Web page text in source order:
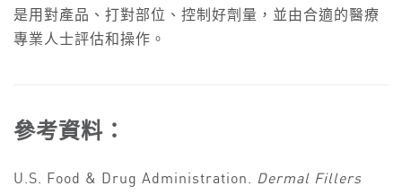
是用對產品、打對部位、控制好劑量，並由合適的醫療
專業人士評估和操作。
參考資料：
U.S. Food & Drug Administration. Dermal Fillers